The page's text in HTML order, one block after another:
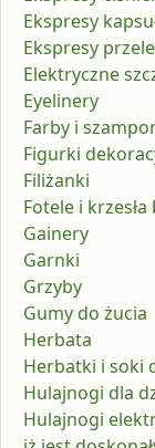
Ekspresy
Ekspresy
Elektryczne
Eyelinery
Farby i
Figurki
Filiżanki
Fotele i
Gainery
Garnki
Grzyby
Gumy do żucia
Herbata
Herbatki i soki
Hulajnogi dla
Hulajnogi